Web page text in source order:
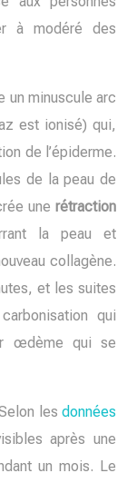
à modéré des
un minuscule arc
est ionisé) qui,
de l’épiderme.
de la peau de
une rétraction
la peau et
collagène.
et les suites
qui
œdème qui se
les données
après une
un mois. Le